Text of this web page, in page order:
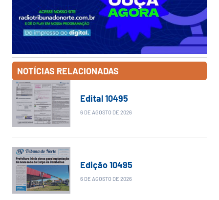
NOTÍCIAS RELACIONADAS
Edital 10495
6 DE AGOSTO DE 2026
Edição 10495
6 DE AGOSTO DE 2026